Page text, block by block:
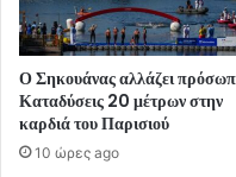
Ο Σηκουάνας αλλάζει
Καταδύσεις 20 μέτρων στην
καρδιά του Παρισιού
10 ώρες ago